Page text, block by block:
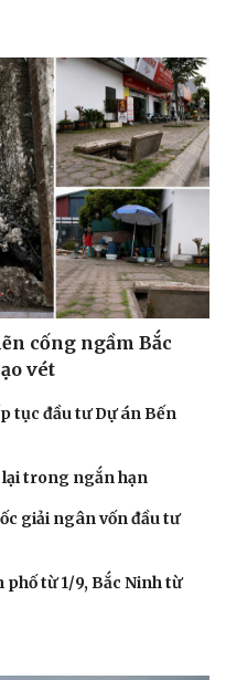
Thời trang
Sao Việt
cống ngầm Bắc
vét
tục đầu tư Dự án Bến
lại trong ngắn hạn
giải ngân vốn đầu tư
từ 1/9, Bắc Ninh từ